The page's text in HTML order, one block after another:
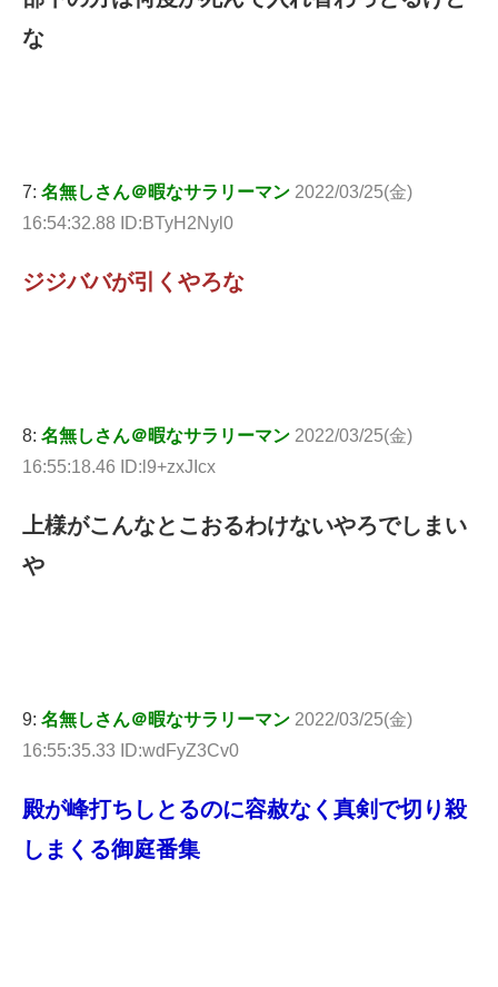
な
7: 名無しさん＠暇なサラリーマン 2022/03/25(金)
16:54:32.88 ID:BTyH2Nyl0
ジジババが引くやろな
8: 名無しさん＠暇なサラリーマン 2022/03/25(金)
16:55:18.46 ID:l9+zxJIcx
上様がこんなとこおるわけないやろでしまい
や
9: 名無しさん＠暇なサラリーマン 2022/03/25(金)
16:55:35.33 ID:wdFyZ3Cv0
殿が峰打ちしとるのに容赦なく真剣で切り殺
しまくる御庭番集